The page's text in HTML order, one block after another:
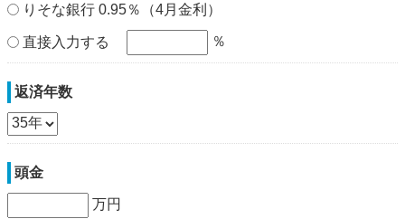
りそな銀行 0.95％（4月金利）
直接入力する ％
返済年数
頭金
万円